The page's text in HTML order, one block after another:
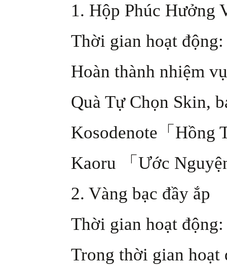
1. Hộp Phúc Hưởng
Thời gian hoạt
Hoàn thành nhiệm
Quà Tự Chọn Skin,
Kosodenote「Hồng
Kaoru 「Ước
2. Vàng bạc đầy ắp
Thời gian hoạt
Trong thời gian hoạt